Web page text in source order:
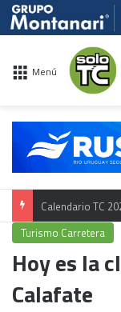
Menú
Calendario TC
Turismo Carretera
Hoy es la
Calafate